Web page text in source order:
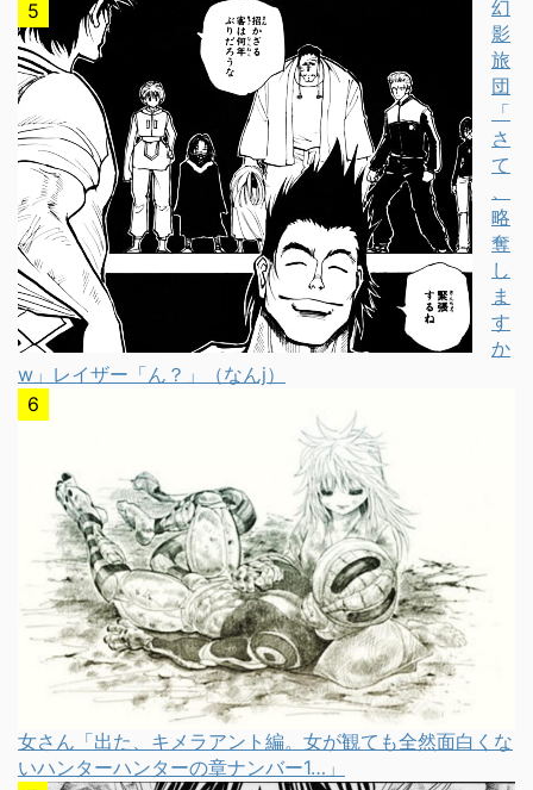
幻
影
旅
団
「
さ
て
略
奪
し
ま
す
か
w」レイザー「ん？」（なんj）
女さん「出た、キメラアント編。女が観ても全然面白くな
いハンターハンターの章ナンバー1…」